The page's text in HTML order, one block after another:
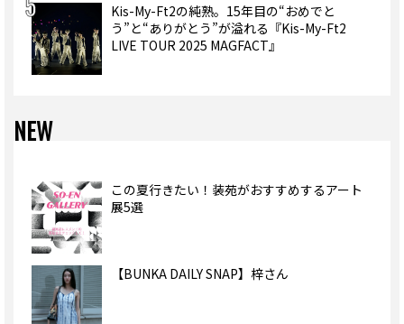
Kis-My-Ft2の純熟。15年目の“おめでと
う”と“ありがとう”が溢れる『Kis-My-Ft2
LIVE TOUR 2025 MAGFACT』
NEW
この夏行きたい！装苑がおすすめするアート
展5選
【BUNKA DAILY SNAP】梓さん